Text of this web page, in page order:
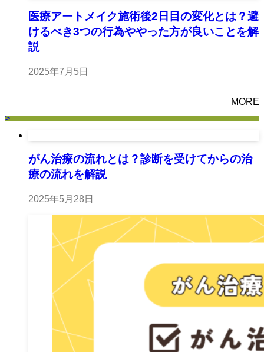
医療アートメイク施術後2日目の変化とは？避
けるべき3つの行為ややった方が良いことを解
説
2025年7月5日
MORE
>
がん治療の流れとは？診断を受けてからの治
療の流れを解説
2025年5月28日